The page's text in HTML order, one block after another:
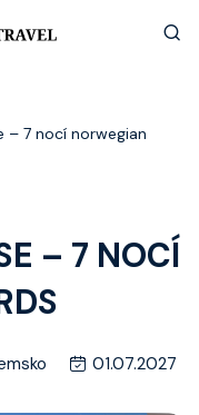
– 7 nocí norwegian
– 7 NOCÍ
01.07.2027